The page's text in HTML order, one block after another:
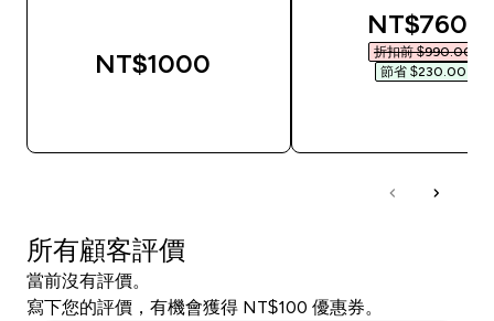
NT$1000‎
NT$760‎
折扣前 $990.00‎
節省 $230.00‎
所有顧客評價
當前沒有評價。
寫下您的評價，有機會獲得 NT$100 優惠券。